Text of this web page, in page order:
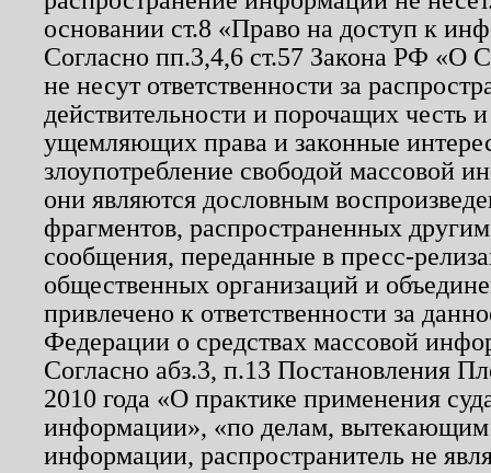
основании ст.8 «Право на доступ к
Согласно пп.3,4,6 ст.57 Закона РФ «О
не несут ответственности за
действительности и порочащих честь
ущемляющих права и законные
злоупотребление свободой массовой
они являются дословным
фрагментов, распространенных
сообщения, переданные в пресс-
общественных организаций и
привлечено к ответственности за
Федерации о средствах массовой
Согласно абз.3, п.13 Постановления
2010 года «О практике применения
информации», «по делам, вытекающим
информации, распространитель не